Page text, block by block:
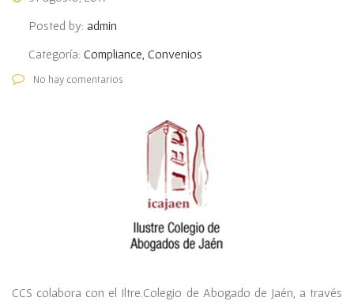
Posted by: admin
Categoría: Compliance, Convenios
No hay comentarios
CCS colabora con el Iltre.Colegio de Abogado de Jaén, a través